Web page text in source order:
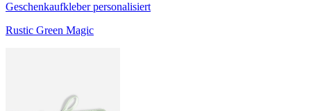
Geschenkaufkleber personalisiert
Rustic Green Magic